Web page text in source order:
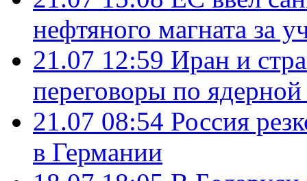
нефтяного магната за
21.07 12:59 Иран и
переговоры по
21.07 08:54 Россия
в Германии